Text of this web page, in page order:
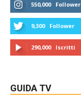
550,000 Follower
9,300 Follower
290,000 Iscritti
GUIDA TV